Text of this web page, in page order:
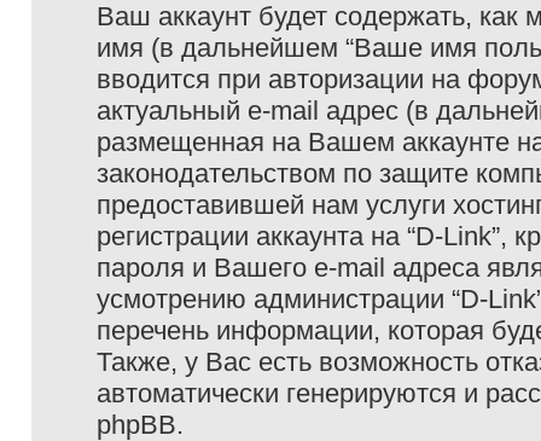
Ваш аккаунт будет содержать,
имя (в дальнейшем “Ваше имя
вводится при авторизации на
актуальный e-mail адрес (в
размещенная на Вашем аккаунте
законодательством по защите
предоставившей нам услуги
регистрации аккаунта на “D-
пароля и Вашего e-mail адреса
усмотрению администрации “D-
перечень информации, которая
Также, у Вас есть возможность
автоматически генерируются и
phpBB.